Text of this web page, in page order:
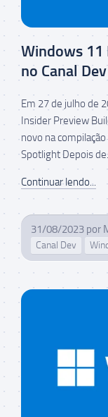
Windows 11
no Canal Dev
Em 27 de julho de
Insider Preview
novo na
Spotlight Depois de...
Continuar lendo...
31/08/2023 por
Canal Dev